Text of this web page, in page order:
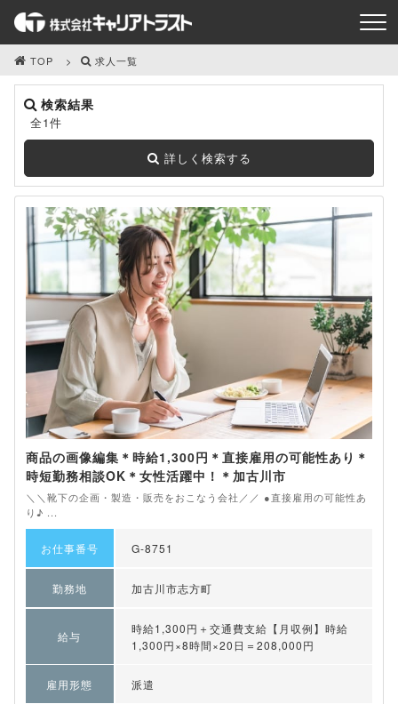
TOP 求人一覧
検索結果
全1件
詳しく検索する
商品の画像編集＊時給1,300円＊直接雇用の可能性あり＊
時短勤務相談OK＊女性活躍中！＊加古川市
＼＼靴下の企画・製造・販売をおこなう会社／／ ●直接雇用の可能性あ
り♪ ...
お仕事番号 G-8751
勤務地 加古川市志方町
給与
時給1,300円＋交通費支給【月収例】時給
1,300円×8時間×20日＝208,000円
雇用形態 派遣